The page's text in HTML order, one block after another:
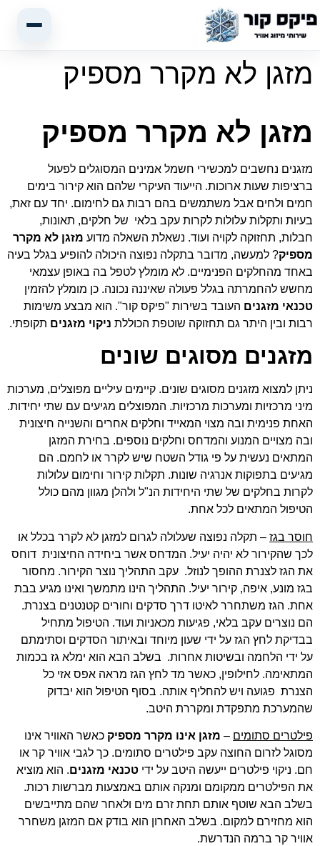
מזגן לא מקרר מספיק
מזגן לא מקרר מספיק
מזגנים נחשבים למכשירי חשמל אמינים המסוגלים לפעול
ברציפות שעות ארוכות. הייעוד העיקרי שלהם הוא קירור בימים
חמים ולחים אבל משתמשים בהם רבות גם לחימום. יחד עם זאת,
בעיות ותקלות עלולות לקרות עקב בלאי של חלקים, תאונות,
חבלות, תחזוקה לקויה ועוד. נשאלת השאלה מדוע מזגן לא מקרר
מספיק? למעשה, מדובר בתקלה נפוצה היכולה להופיע בגלל בעיה
באחד מהחלקים הפנימיים. לא מומלץ לטפל בה באופן עצמאי
מחשש להחמרתה בגלל פעולה שאיננה נכונה. כן מומלץ להזמין
טכנאי מזגנים העובד בשירות "פיקס קור". הוא מבצע משימות
רבות ובין היתר גם תחזוקה שוטפת הכוללת ניקוי מזגנים תקופתי.
מזגנים מסוגים שונים
ניתן למצוא מזגנים מסוגים שונים. קיימים עיליים מפוצלים, מערכות
מיני מרכזיות ומערכות מרכזיות. המפוצלים מגיעים עם שתי יחידות.
האחת פנימית ובה מצוי המאייד וחלקים אחרים והשנייה חיצונית
ובה מצויים המנוע והמדחס וחלקים נוספים. בחירת המזגן
המתאים נעשית על פי גודל השטח שיש לקרר או לחמם. הם
מגיעים בתפוקות אנרגיה שונות. תקלות קירור וחימום עלולות
לקרות בחלקים של שתי היחידות הנ"ל ולהלן מגוון מהם כולל
הטיפול המתאים לכל אחת.
חוסר בגז – תקלה נפוצה שעלולה לגרום למזגן לא לקרר בכלל או
לכך שהקירור לא יהיה יעיל. המדחס אשר ביחידה החיצונית דוחס
את הגז לצנרת ההופך לנוזל. עקב התהליך נוצר הקירור. מחסור
בגז מונע, איפה, קירור יעיל. התהליך הינו מתמשך ואינו מגיע בבת
אחת. הגז משתחרר לאיטו דרך סדקים וחורים קטנטנים בצנרת.
הם נוצרים עקב בלאי, פגיעות מכאניות ועוד. הטיפול מתחיל
בבדיקת לחץ הגז על ידי שעון מיוחד ובאיתור הסדקים וסתימתם
על ידי הלחמה ובשיטות אחרות. בשלב הבא הוא ימלא גז בכמות
המתאימה. לחילופין, כאשר מד לחץ הגז מראה אפס אזי כל
הצנרת פגועה ויש להחליף אותה. בסוף הטיפול הוא יבדוק
שהמערכת מתפקדת ומקררת היטב.
פילטרים סתומים – מזגן אינו מקרר מספיק כאשר האוויר אינו
מסוגל לזרום החוצה עקב פילטרים סתומים. כך לגבי אוויר קר או
חם. ניקוי פילטרים ייעשה היטב על ידי טכנאי מזגנים. הוא מוציא
את הפילטרים ממקומם ומנקה אותם באמצעות מברשות רכות.
בשלב הבא שוטף אותם תחת זרם מים ולאחר שהם מתייבשים
הוא מחזירם למקום. בשלב האחרון הוא בודק אם המזגן משחרר
אוויר קר ברמה הנדרשת.